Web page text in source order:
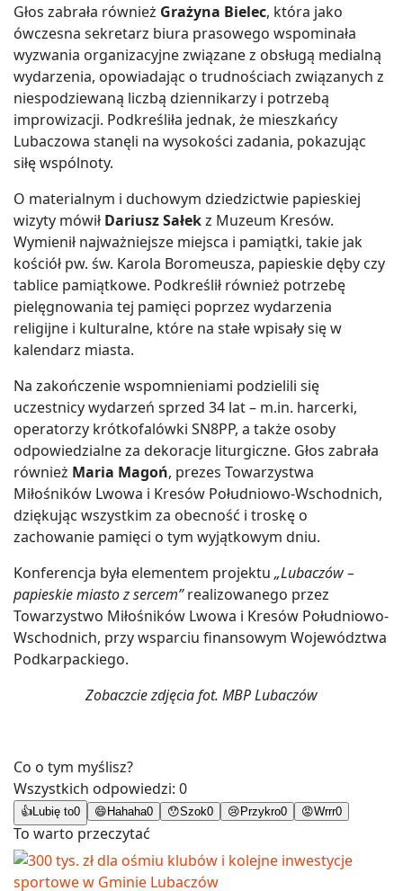
Głos zabrała również Grażyna Bielec, która jako
ówczesna sekretarz biura prasowego wspominała
wyzwania organizacyjne związane z obsługą medialną
wydarzenia, opowiadając o trudnościach związanych z
niespodziewaną liczbą dziennikarzy i potrzebą
improwizacji. Podkreśliła jednak, że mieszkańcy
Lubaczowa stanęli na wysokości zadania, pokazując
siłę wspólnoty.
O materialnym i duchowym dziedzictwie papieskiej
wizyty mówił Dariusz Sałekz Muzeum Kresów.
Wymienił najważniejsze miejsca i pamiątki, takie jak
kościół pw. św. Karola Boromeusza, papieskie dęby czy
tablice pamiątkowe. Podkreślił również potrzebę
pielęgnowania tej pamięci poprzez wydarzenia
religijne i kulturalne, które na stałe wpisały się w
kalendarz miasta.
Na zakończenie wspomnieniami podzielili się
uczestnicy wydarzeń sprzed 34 lat – m.in. harcerki,
operatorzy krótkofalówki SN8PP, a także osoby
odpowiedzialne za dekoracje liturgiczne. Głos zabrała
również Maria Magoń, prezes Towarzystwa
Miłośników Lwowa i Kresów Południowo-Wschodnich,
dziękując wszystkim za obecność i troskę o
zachowanie pamięci o tym wyjątkowym dniu.
Konferencja była elementem projektu „Lubaczów –
papieskie miasto z sercem”realizowanego przez
Towarzystwo Miłośników Lwowa i Kresów Południowo-
Wschodnich, przy wsparciu finansowym Województwa
Podkarpackiego.
Zobaczcie zdjęcia fot. MBP Lubaczów
Co o tym myślisz?
Wszystkich odpowiedzi: 0
👍 Lubię to0 😄 Hahaha0 😯Szok0 😢 Przykro0 😡Wrrr0
To warto przeczytać